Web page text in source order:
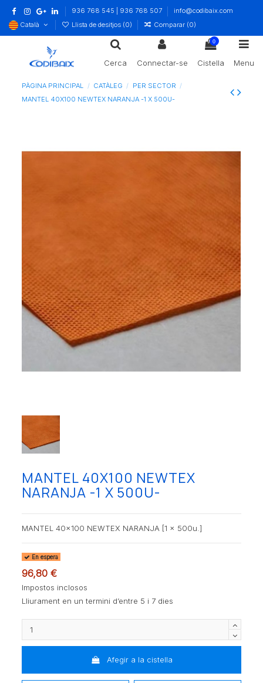
936 768 545 | 936 768 507
info@codibaix.com
Català
Llista de desitjos (0) Comparar (0)
Cerca Connectar-se
0
Cistella Menu
PÀGINA PRINCIPAL CATÀLEG
PER SECTOR
MANTEL 40X100 NEWTEX NARANJA -1 X 500U-
MANTEL 40X100 NEWTEX
NARANJA -1 X 500U-
MANTEL 40x100 NEWTEX NARANJA [1 x 500u.]
En espera
96,80 €
Impostos inclosos
Lliurament en un termini d’entre 5 i 7 dies
Afegir a la cistella